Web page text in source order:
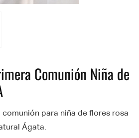
Comunión Niña de
para niña de flores rosa
Ágata.